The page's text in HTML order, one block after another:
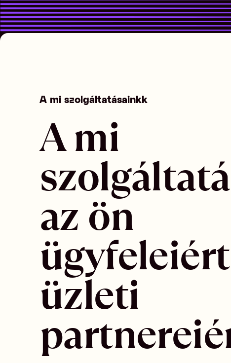
A mi szolgáltatásainkk
A mi
az ön
üzleti